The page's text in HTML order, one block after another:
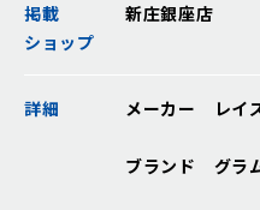
掲載
ショップ
新庄銀座店
詳細 メーカー レイ
ブランド グラ